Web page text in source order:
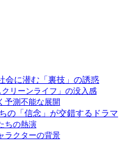
会に潜む「裏技」の誘惑
リーンライフ」の没入感
予測不能な展開
の「信念」が交錯するドラマ
ちの熱演
ラクターの背景